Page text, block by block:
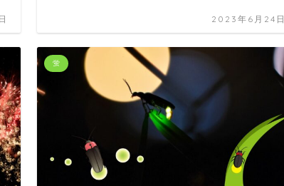
2023年6月24日
蛍